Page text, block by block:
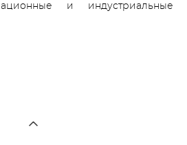
и индустриальные